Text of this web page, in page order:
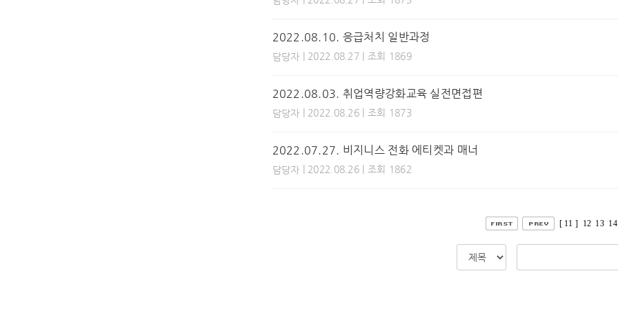
2022.08.10. 응급처치 일반과정
담당자 | 2022.08.27 | 조회 1869
2022.08.03. 취업역량강화교육 실전면접편
담당자 | 2022.08.26 | 조회 1873
2022.07.27. 비지니스 전화 에티켓과 매너
담당자 | 2022.08.26 | 조회 1862
[ 11 ] 12 13 14